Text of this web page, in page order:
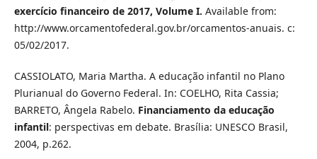
exercício financeiro de 2017, Volume I. Available from:
http://www.orcamentofederal.gov.br/orcamentos-anuais. c:
05/02/2017.
CASSIOLATO, Maria Martha. A educação infantil no Plano
Plurianual do Governo Federal. In: COELHO, Rita Cassia;
BARRETO, Ângela Rabelo. Financiamento da educação
infantil: perspectivas em debate. Brasília: UNESCO Brasil,
2004, p.262.